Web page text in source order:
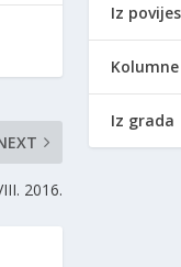
2016.
Iz
Kolumne
Iz grada